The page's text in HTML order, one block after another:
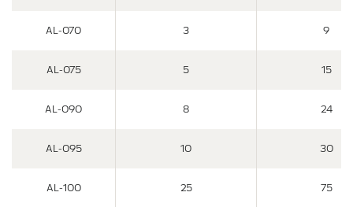
AL-070 3 9
AL-075 5 15
AL-090 8 24
AL-095 10 30
AL-100 25 75